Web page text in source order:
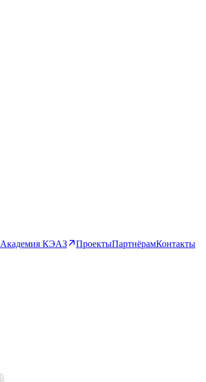
Академия КЭАЗ ПроектыПартнёрамКонтакты